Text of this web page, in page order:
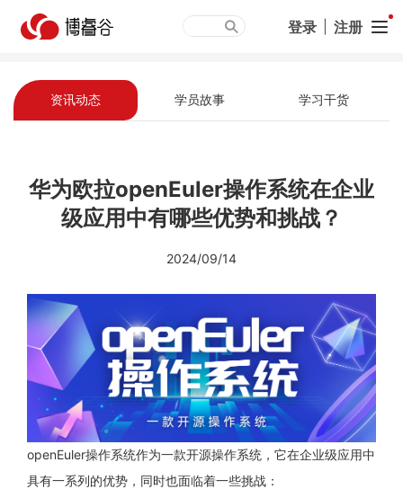
登录 注册
资讯动态 学员故事 学习干货
华为欧拉openEuler操作系统在企业
级应用中有哪些优势和挑战？
2024/09/14
openEuler操作系统作为一款开源操作系统，它在企业级应用中
具有一系列的优势，同时也面临着一些挑战：